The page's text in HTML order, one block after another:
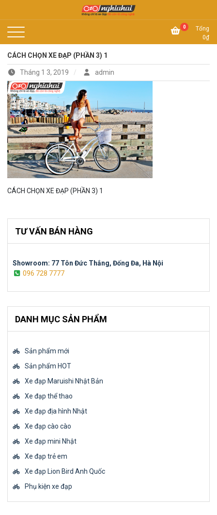
Xe đạp Nhật Nghĩa Hải 0
Tổng
0₫
CÁCH CHỌN XE ĐẠP (PHẦN 3) 1
Tháng 1 3, 2019 admin
CÁCH CHỌN XE ĐẠP (PHẦN 3) 1
TƯ VẤN BÁN HÀNG
Showroom: 77 Tôn Đức Thắng, Đống Đa, Hà Nội
096 728 7777
DANH MỤC SẢN PHẨM
Sản phẩm mới
Sản phẩm HOT
Xe đạp Maruishi Nhật Bản
Xe đạp thể thao
Xe đạp địa hình Nhật
Xe đạp cào cào
Xe đạp mini Nhật
Xe đạp trẻ em
Xe đạp Lion Bird Anh Quốc
Phụ kiện xe đạp